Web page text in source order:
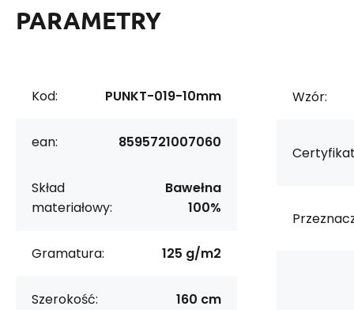
PARAMETRY
Kod: PUNKT-019-10mm
ean: 8595721007060
Skład
materiałowy:
Bawełna
100%
Gramatura: 125 g/m2
Szerokość: 160 cm
Wzór: